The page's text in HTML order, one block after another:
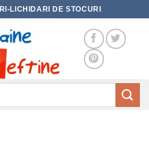
LICHIDARI DE STOCURI